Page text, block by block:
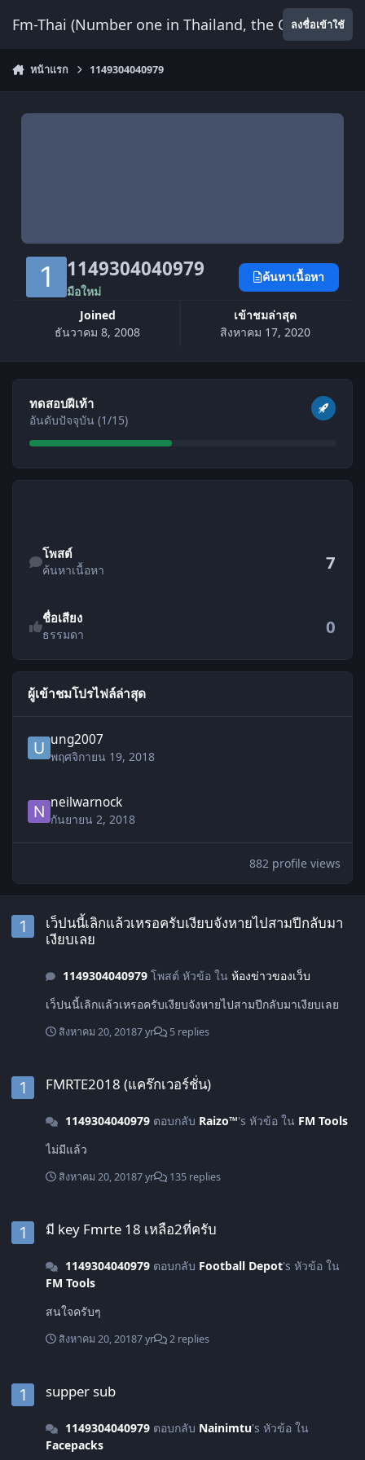
Fm-Thai (Number one in Thailand, the Onlyลงชื่อเข้าใช้
หน้าแรก 1149304040979
1149304040979
มือใหม่
Joined
ธันวาคม 8, 2008
เข้าชมล่าสุด
สิงหาคม 17, 2020
ค้นหาเนื้อหา
ดูทั้งหมด
ทดสอบฝีเท้า
อันดับปัจจุบัน (1/15)
โพสต์
ค้นหาเนื้อหา 7
ชื่อเสียง
ธรรมดา 0
ผู้เข้าชมโปรไฟล์ล่าสุด
ung2007
พฤศจิกายน 19, 2018
neilwarnock
กันยายน 2, 2018
882 profile views
เว็ปนนี้เลิกแล้วเหรอครับเงียบจังหายไปสามปีกลับมา
เงียบเลย
1149304040979โพสต์ หัวข้อ ใน ห้องข่าวของเว็บ
เว็ปนนี้เลิกแล้วเหรอครับเงียบจังหายไปสามปีกลับมาเงียบเลย
สิงหาคม 20, 20187 yr 5 replies
FMRTE2018 (แคร๊กเวอร์ชั่น)
1149304040979ตอบกลับ Raizo™'s หัวข้อ ใน FM Tools
ไม่มีแล้ว
สิงหาคม 20, 20187 yr 135 replies
มี key Fmrte 18 เหลือ2ที่ครับ
1149304040979ตอบกลับ Football Depot's หัวข้อ ใน
FM Tools
สนใจครับๆ
สิงหาคม 20, 20187 yr 2 replies
supper sub
1149304040979ตอบกลับ Nainimtu's หัวข้อ ใน
Facepacks